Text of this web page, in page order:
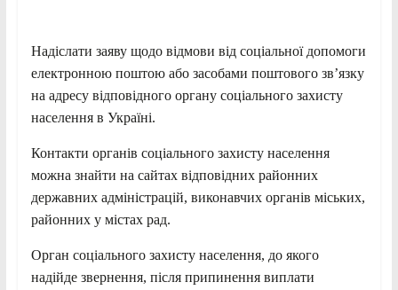
Надіслати заяву щодо відмови від соціальної допомоги
електронною поштою або засобами поштового зв’язку
на адресу відповідного органу соціального захисту
населення в Україні.
Контакти органів соціального захисту населення
можна знайти на сайтах відповідних районних
державних адміністрацій, виконавчих органів міських,
районних у містах рад.
Орган соціального захисту населення, до якого
надійде звернення, після припинення виплати